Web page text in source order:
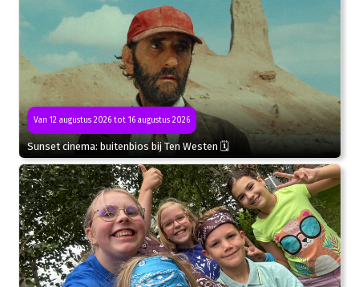
Van 12 augustus 2026 tot 16 augustus 2026
Sunset cinema: buitenbios bij Ten Westen 🗓